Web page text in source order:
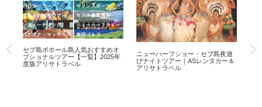
セブ島ボホール島人気おすすめオ
プショナルツアー【一覧】2025年
度版アリサトラベル
ニューハーフショー・セブ島夜遊
びナイトツアー｜ASレンタカー＆
アリサトラベル